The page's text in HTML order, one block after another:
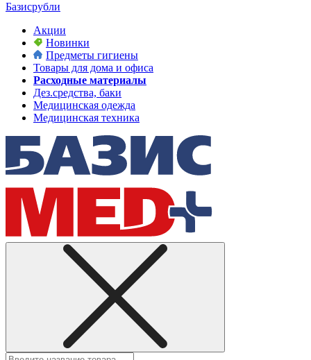
Базисрубли
Акции
Новинки
Предметы гигиены
Товары для дома и офиса
Расходные материалы
Дез.средства, баки
Медицинская одежда
Медицинская техника